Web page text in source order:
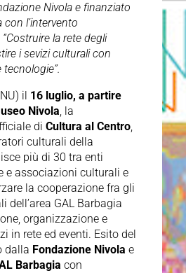
Nivola e finanziato
con l’intervento
la rete degli
i sevizi culturali con
tecnologie”.
il 16 luglio, a partire
Nivola, la
di Cultura al Centro,
culturali della
più di 30 tra enti
e associazioni culturali e
la cooperazione fra gli
dell’area GAL Barbagia
organizzazione e
in rete ed eventi. Esito del
dalla Fondazione Nivola e
Barbagia con